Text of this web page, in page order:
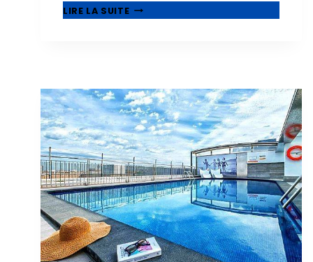
LIRE LA SUITE🥇
QUE
MUNICIPALITÉ
À
CÔTÉ
DE
SALOU